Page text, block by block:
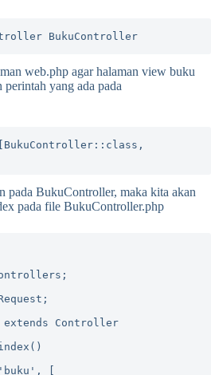
BukuController
web.php agar halaman view buku
perintah yang ada pada
pada BukuController, maka kita akan
pada file BukuController.php
Controller